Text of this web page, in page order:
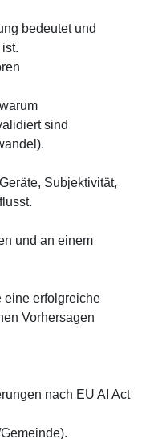
bedeutet und
sind
Subjektivität,
und an einem
eine erfolgreiche
Vorhersagen
nach EU AI Act